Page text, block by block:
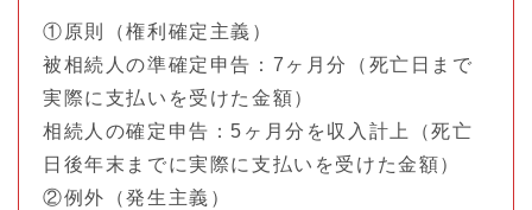
①原則（権利確定主義）
被相続人の準確定申告：7ヶ月分（死亡日まで
実際に支払いを受けた金額）
相続人の確定申告：5ヶ月分を収入計上（死亡
日後年末までに実際に支払いを受けた金額）
②例外（発生主義）